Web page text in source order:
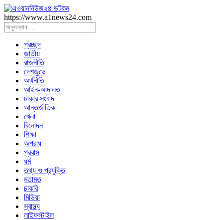
https://www.a1news24.com
প্রচ্ছদ
জাতীয়
রাজনীতি
দেশজুডে
অর্থনীতি
আইন-আদালত
ঢাকার সংবাদ
আন্তর্জাতিক
খেলা
বিনোদন
শিক্ষা
অপরাধ
প্রবাস
ধর্ম
তথ্য ও প্রযুক্তি
মতামত
চাকরি
মিডিয়া
স্বাস্থ্য
লাইফস্টাইল